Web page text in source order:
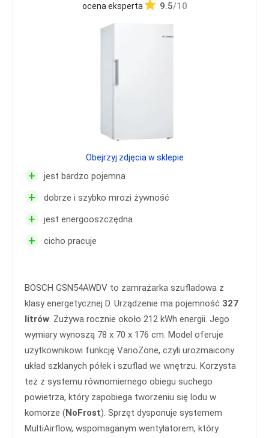
ocena eksperta 9.5/10
+ jest bardzo pojemna
+ dobrze i szybko mrozi żywność
+ jest energooszczędna
+ cicho pracuje
BOSCH GSN54AWDV to zamrażarka szufladowa z
klasy energetycznej D. Urządzenie ma pojemność 327
litrów. Zużywa rocznie około 212 kWh energii. Jego
wymiary wynoszą 78 x 70 x 176 cm. Model oferuje
użytkownikowi funkcję VarioZone, czyli urozmaicony
układ szklanych półek i szuflad we wnętrzu. Korzysta
też z systemu równomiernego obiegu suchego
powietrza, który zapobiega tworzeniu się lodu w
komorze (NoFrost). Sprzęt dysponuje systemem
MultiAirflow, wspomaganym wentylatorem, który
Obejrzyj zdjęcia w sklepie